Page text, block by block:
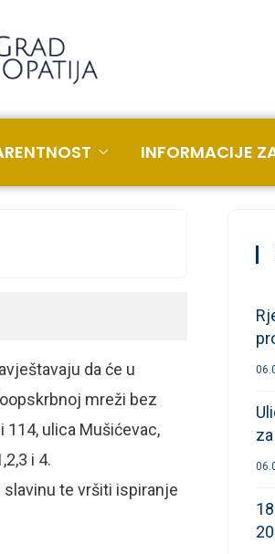
INFORMACIJE
da će u
mreži bez
114, ulica Mušićevac,
i 4.
te vršiti ispiranje